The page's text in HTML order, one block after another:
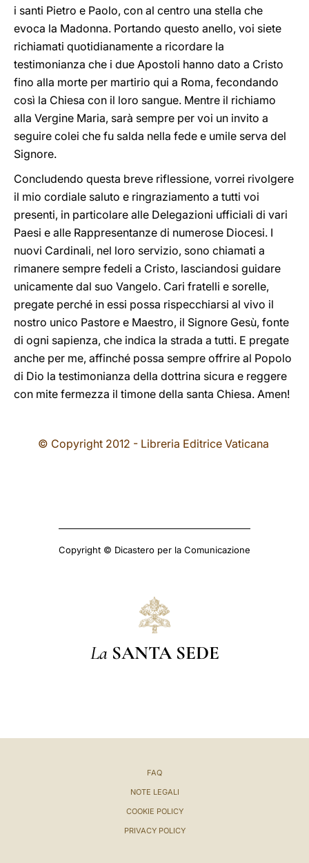
i santi Pietro e Paolo, con al centro una stella che
evoca la Madonna. Portando questo anello, voi siete
richiamati quotidianamente a ricordare la
testimonianza che i due Apostoli hanno dato a Cristo
fino alla morte per martirio qui a Roma, fecondando
così la Chiesa con il loro sangue. Mentre il richiamo
alla Vergine Maria, sarà sempre per voi un invito a
seguire colei che fu salda nella fede e umile serva del
Signore.
Concludendo questa breve riflessione, vorrei rivolgere
il mio cordiale saluto e ringraziamento a tutti voi
presenti, in particolare alle Delegazioni ufficiali di vari
Paesi e alle Rappresentanze di numerose Diocesi. I
nuovi Cardinali, nel loro servizio, sono chiamati a
rimanere sempre fedeli a Cristo, lasciandosi guidare
unicamente dal suo Vangelo. Cari fratelli e sorelle,
pregate perché in essi possa rispecchiarsi al vivo il
nostro unico Pastore e Maestro, il Signore Gesù, fonte
di ogni sapienza, che indica la strada a tutti. E pregate
anche per me, affinché possa sempre offrire al Popolo
di Dio la testimonianza della dottrina sicura e reggere
con mite fermezza il timone della santa Chiesa. Amen!
© Copyright 2012 - Libreria Editrice Vaticana
Copyright © Dicastero per la Comunicazione
La SANTA SEDE
FAQ
NOTE LEGALI
COOKIE POLICY
PRIVACY POLICY